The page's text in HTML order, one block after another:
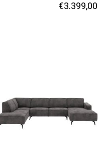
€3.399,00